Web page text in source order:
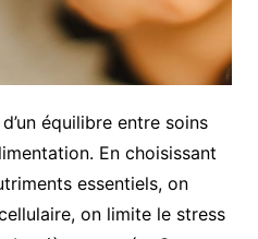
équilibre entre soins
En choisissant
essentiels, on
on limite le stress